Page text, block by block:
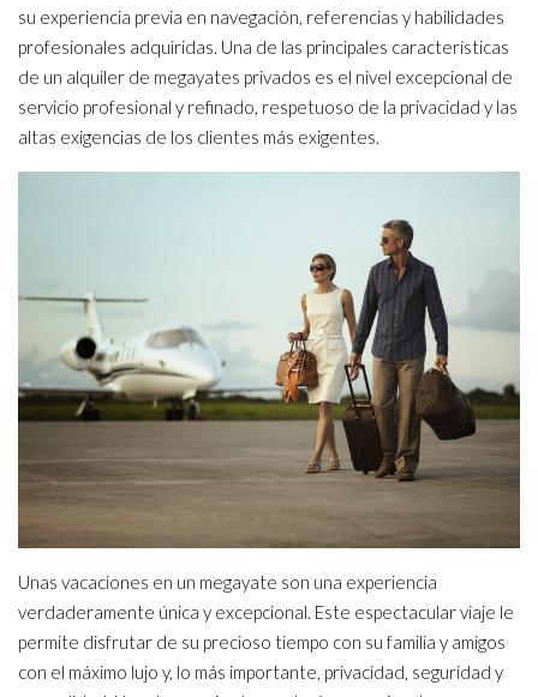
su experiencia previa en navegación, referencias y habilidades
profesionales adquiridas. Una de las principales características
de un alquiler de megayates privados es el nivel excepcional de
servicio profesional y refinado, respetuoso de la privacidad y las
altas exigencias de los clientes más exigentes.
Unas vacaciones en un megayate son una experiencia
verdaderamente única y excepcional. Este espectacular viaje le
permite disfrutar de su precioso tiempo con su familia y amigos
con el máximo lujo y, lo más importante, privacidad, seguridad y